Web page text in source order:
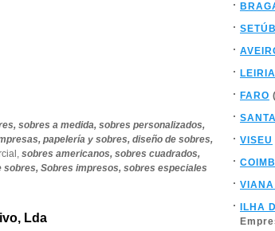
sobres a medida, sobres personalizados,
papelería y sobres, diseño de sobres,
sobres americanos, sobres cuadrados,
sobres, Sobres impresos, sobres especiales
Lda
LEIRIA
FARO
VISEU
ILHA